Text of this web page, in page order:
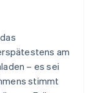
am
– es sei
stimmt